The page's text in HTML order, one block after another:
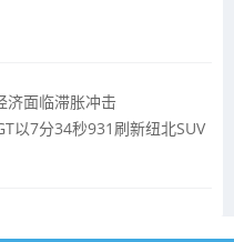
济面临滞胀冲击
以7分34秒931刷新纽北SUV